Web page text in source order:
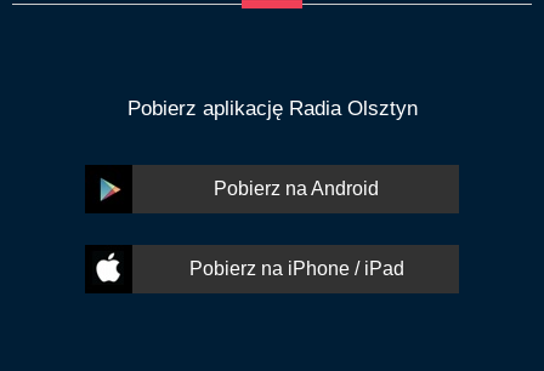
Pobierz aplikację Radia Olsztyn
Pobierz na Android
Pobierz na iPhone / iPad